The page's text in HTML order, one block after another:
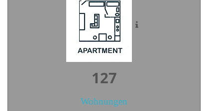
177
Wohnungen